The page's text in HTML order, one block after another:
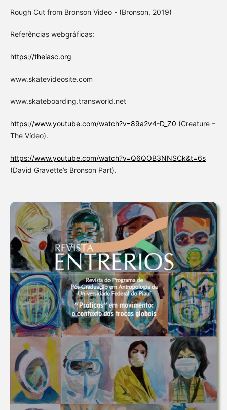
Rough Cut from Bronson Video - (Bronson, 2019)
Referências webgráficas:
https://theiasc.org
www.skatevideosite.com
www.skateboarding.transworld.net
https://www.youtube.com/watch?v=89a2v4-D_Z0 (Creature –
The Vídeo).
https://www.youtube.com/watch?v=Q6QOB3NNSCk&t=6s
(David Gravette’s Bronson Part).